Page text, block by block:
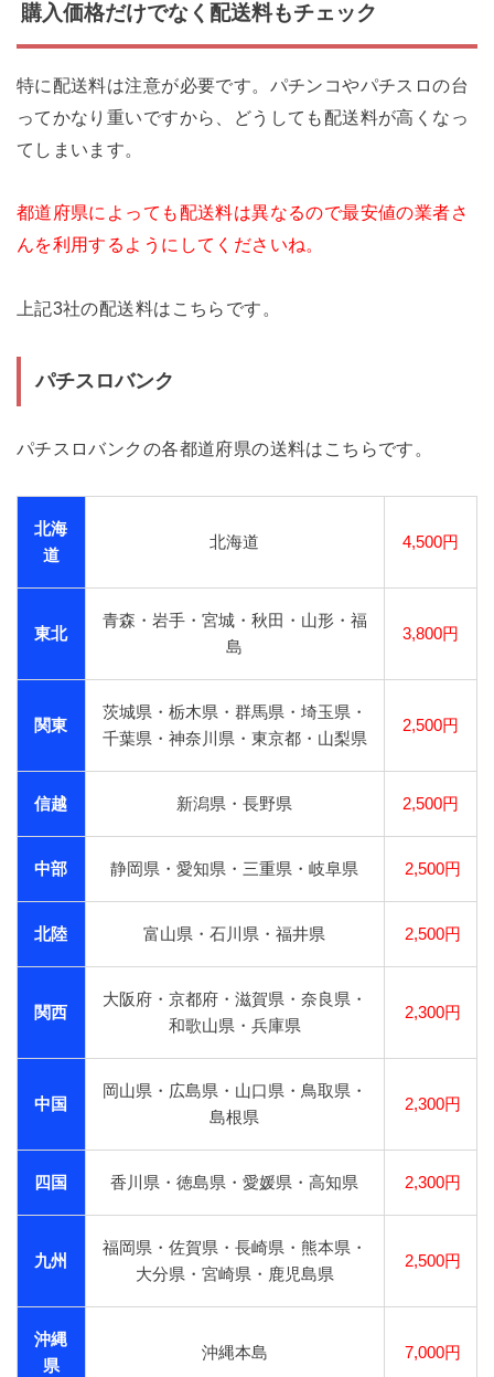
購入価格だけでなく配送料もチェック
特に配送料は注意が必要です。パチンコやパチスロの台
ってかなり重いですから、どうしても配送料が高くなっ
てしまいます。
都道府県によっても配送料は異なるので最安値の業者さ
んを利用するようにしてくださいね。
上記3社の配送料はこちらです。
パチスロバンク
パチスロバンクの各都道府県の送料はこちらです。
北海
道
北海道 4,500円
東北
青森・岩手・宮城・秋田・山形・福
島
3,800円
関東
茨城県・栃木県・群馬県・埼玉県・
千葉県・神奈川県・東京都・山梨県
2,500円
信越 新潟県・長野県 2,500円
中部 静岡県・愛知県・三重県・岐阜県 2,500円
北陸 富山県・石川県・福井県 2,500円
関西
大阪府・京都府・滋賀県・奈良県・
和歌山県・兵庫県
2,300円
中国
岡山県・広島県・山口県・鳥取県・
島根県
2,300円
四国 香川県・徳島県・愛媛県・高知県 2,300円
九州
福岡県・佐賀県・長崎県・熊本県・
大分県・宮崎県・鹿児島県
2,500円
沖縄
県
沖縄本島 7,000円